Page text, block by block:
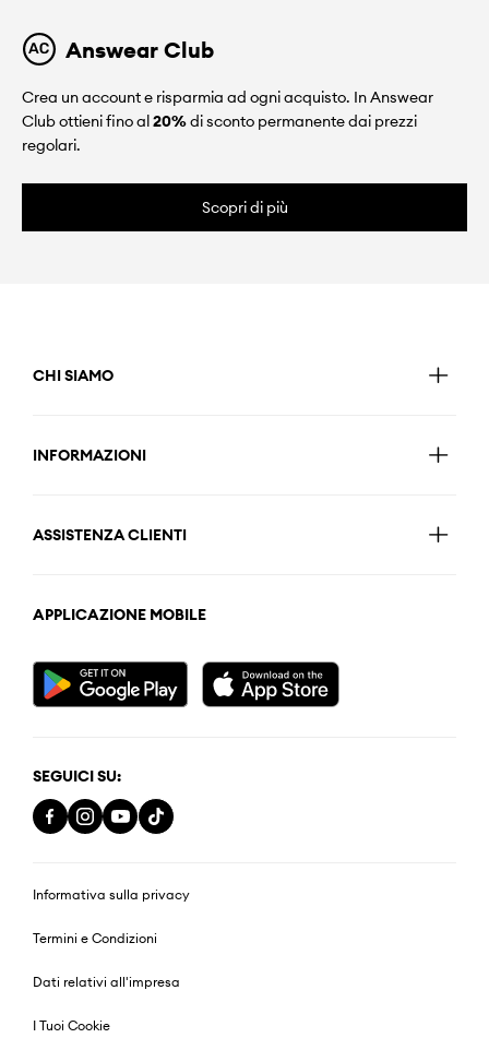
Answear Club
Crea un account e risparmia ad ogni acquisto. In Answear
Club ottieni fino al20%di sconto permanente dai prezzi
regolari.
Scopri di più
CHI SIAMO
INFORMAZIONI
ASSISTENZA CLIENTI
APPLICAZIONE MOBILE
SEGUICI SU:
Informativa sulla privacy
Termini e Condizioni
Dati relativi all'impresa
I Tuoi Cookie